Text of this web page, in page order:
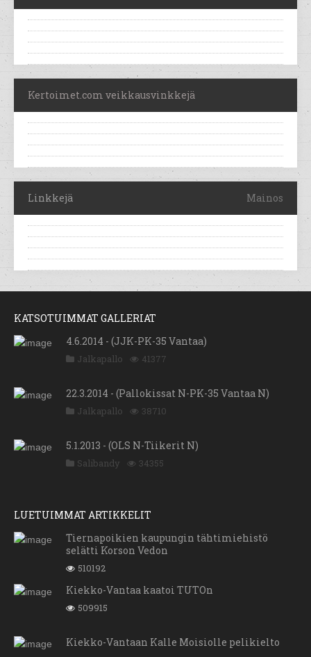
Kertoimet.com veikkausvinkkejä
Linkkejä Mainos
KATSOTUIMMAT GALLERIAT
4.6.2014 - (JJK-PK-35 Vantaa)
Jalkapallo 41377
22.3.2014 - (Pallokissat N-PK-35 Vantaa N)
Jalkapallo 38710
5.1.2013 - (OLS N-Tiikerit N)
Salibandy 34355
LUETUIMMAT ARTIKKELIT
Tiernapoikien kaupungin tähtimiehistö
selätti Korson Vedon
510192
Kiekko-Vantaa kaatoi TUTOn
509915
Kiekko-Vantaan Kalle Moisiolle pelikielto